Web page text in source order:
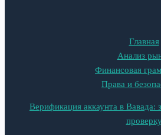
Главная
Анализ
Финансовая
Права и
Верификация аккаунта в Вавада:
проверку